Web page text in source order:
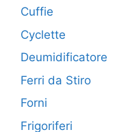
Cuffie
Cyclette
Deumidificatore
Ferri da Stiro
Forni
Frigoriferi